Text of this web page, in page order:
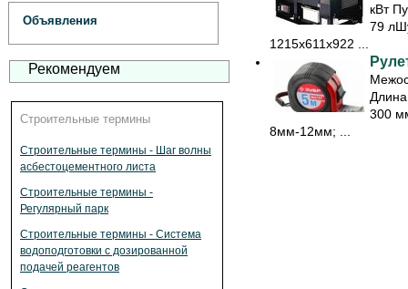
Объявления
Рекомендуем
Строительные термины
Строительные термины - Шаг волны
асбестоцементного листа
Строительные термины -
Регулярный парк
Строительные термины - Система
водоподготовки с дозированной
подачей реагентов
кВт
79
1215x611x922 ...
300
8мм-12мм; ...